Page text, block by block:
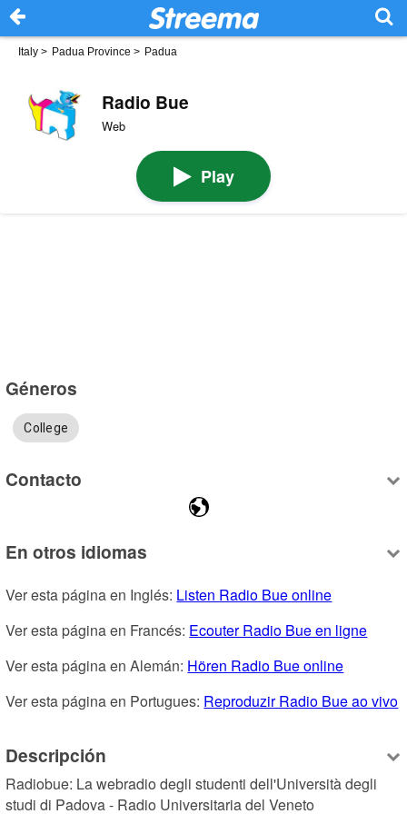
Italy > Padua Province > Padua
Radio Bue
Web
Play
Géneros
College
Contacto
En otros idiomas
Ver esta página en Inglés: Listen Radio Bue online
Ver esta página en Francés: Ecouter Radio Bue en ligne
Ver esta página en Alemán: Hören Radio Bue online
Ver esta página en Portugues: Reproduzir Radio Bue ao vivo
Descripción
Radiobue: La webradio degli studenti dell'Università degli
studi di Padova - Radio Universitaria del Veneto